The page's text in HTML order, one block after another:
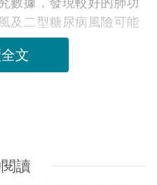
及二型糖尿病風險可能
文
讀